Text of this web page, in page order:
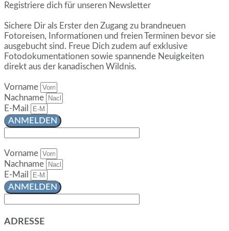
Registriere dich für unseren Newsletter
Sichere Dir als Erster den Zugang zu brandneuen
Fotoreisen, Informationen und freien Terminen bevor sie
ausgebucht sind. Freue Dich zudem auf exklusive
Fotodokumentationen sowie spannende Neuigkeiten
direkt aus der kanadischen Wildnis.
Vorname
Nachname
E-Mail
ANMELDEN
Vorname
Nachname
E-Mail
ANMELDEN
ADRESSE